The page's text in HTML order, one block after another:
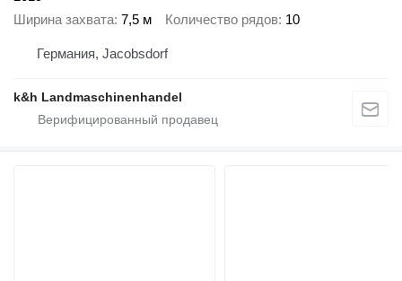
Ширина захвата 7,5 м Количество рядов 10
Германия, Jacobsdorf
k&h Landmaschinenhandel